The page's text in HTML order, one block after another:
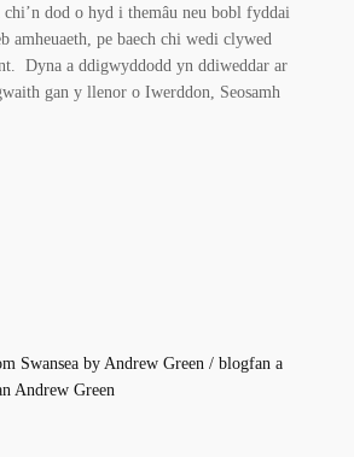
dod o hyd i themâu neu bobl fyddai
amheuaeth, pe baech chi wedi clywed
Dyna a ddigwyddodd yn ddiweddar ar
gan y llenor o Iwerddon, Seosamh
Swansea by Andrew Green / blogfan a
Andrew Green